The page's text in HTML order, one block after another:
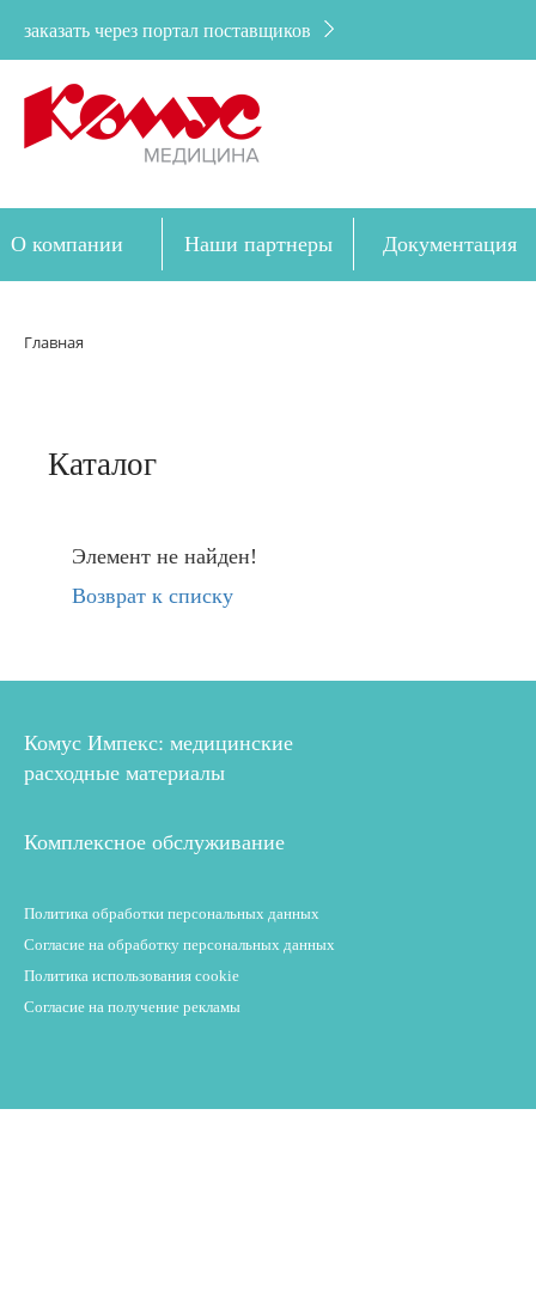
заказать через портал поставщиков
О компании Наши партнеры Документация
Главная
Каталог
Элемент не найден!
Возврат к списку
Комус Импекс: медицинские
расходные материалы
Комплексное обслуживание
Политика обработки персональных данных
Согласие на обработку персональных данных
Политика использования cookie
Согласие на получение рекламы